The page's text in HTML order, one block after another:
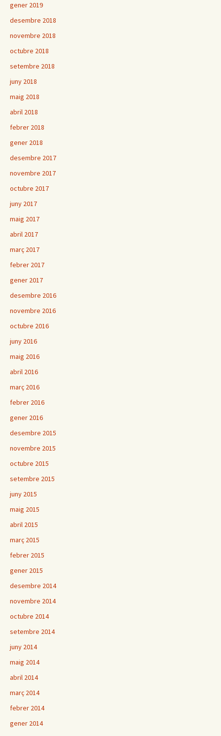
gener 2019
desembre 2018
novembre 2018
octubre 2018
setembre 2018
juny 2018
maig 2018
abril 2018
febrer 2018
gener 2018
desembre 2017
novembre 2017
octubre 2017
juny 2017
maig 2017
abril 2017
març 2017
febrer 2017
gener 2017
desembre 2016
novembre 2016
octubre 2016
juny 2016
maig 2016
abril 2016
març 2016
febrer 2016
gener 2016
desembre 2015
novembre 2015
octubre 2015
setembre 2015
juny 2015
maig 2015
abril 2015
març 2015
febrer 2015
gener 2015
desembre 2014
novembre 2014
octubre 2014
setembre 2014
juny 2014
maig 2014
abril 2014
març 2014
febrer 2014
gener 2014